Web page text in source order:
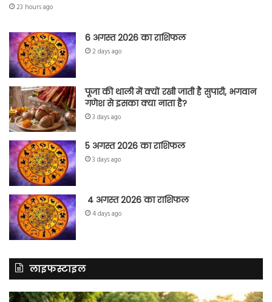
23 hours ago
6 अगस्त 2026 का राशिफल
2 days ago
पूजा की थाली में क्यों रखी जाती है सुपारी, भगवान
गणेश से इसका क्या नाता है?
3 days ago
5 अगस्त 2026 का राशिफल
3 days ago
4 अगस्त 2026 का राशिफल
4 days ago
लाइफस्टाइल